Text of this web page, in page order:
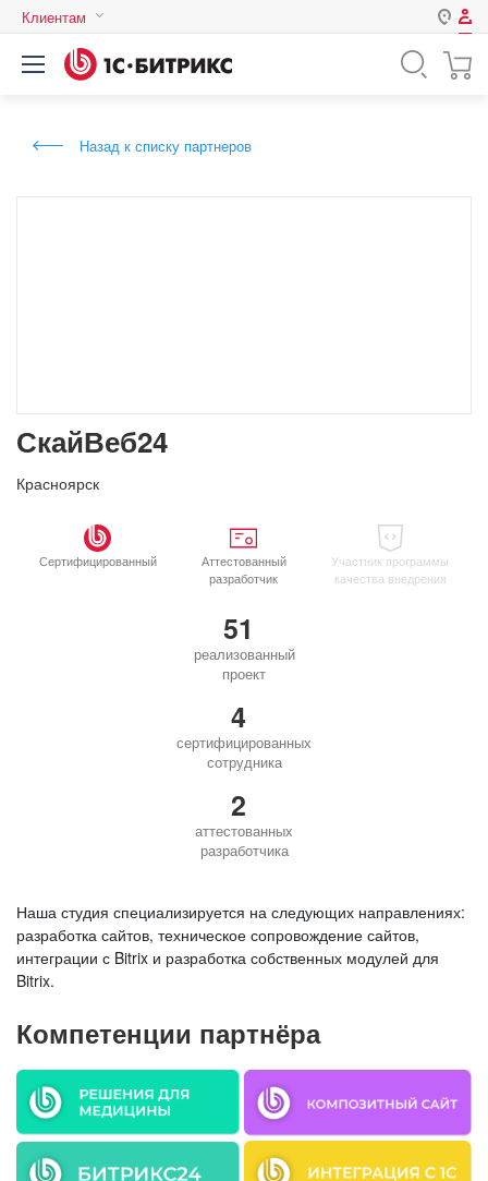
Клиентам
Авторизация
Назад к списку партнеров
СкайВеб24
Красноярск
Сертифицированный
Аттестованный
разработчик
Участник программы
качества внедрения
51
реализованный
проект
4
сертифицированных
сотрудника
2
аттестованных
разработчика
Наша студия специализируется на следующих направлениях:
разработка сайтов, техническое сопровождение сайтов,
интеграции с Bitrix и разработка собственных модулей для
Bitrix.
Компетенции партнёра